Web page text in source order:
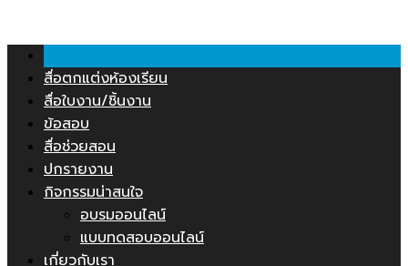
content
สื่อตกแต่งห้องเรียน
สื่อใบงาน/ชิ้นงาน
ข้อสอบ
สื่อช่วยสอน
ปกรายงาน
กิจกรรมน่าสนใจ
อบรมออนไลน์
แบบทดสอบออนไลน์
เกี่ยวกับเรา